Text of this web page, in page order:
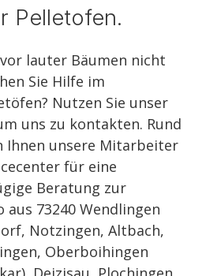
Pelletofen.
lauter Bäumen nicht
Sie Hilfe im
Nutzen Sie unser
uns zu kontakten. Rund
Ihnen unsere Mitarbeiter
für eine
Beratung zur
aus 73240 Wendlingen
Notzingen, Altbach,
Oberboihingen